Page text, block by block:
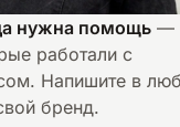
нужна помощь —
работали с
Напишите в
бренд.